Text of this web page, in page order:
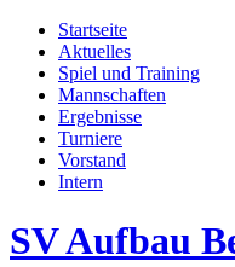
Startseite
Aktuelles
Spiel und Training
Mannschaften
Ergebnisse
Turniere
Vorstand
Intern
SV Aufbau